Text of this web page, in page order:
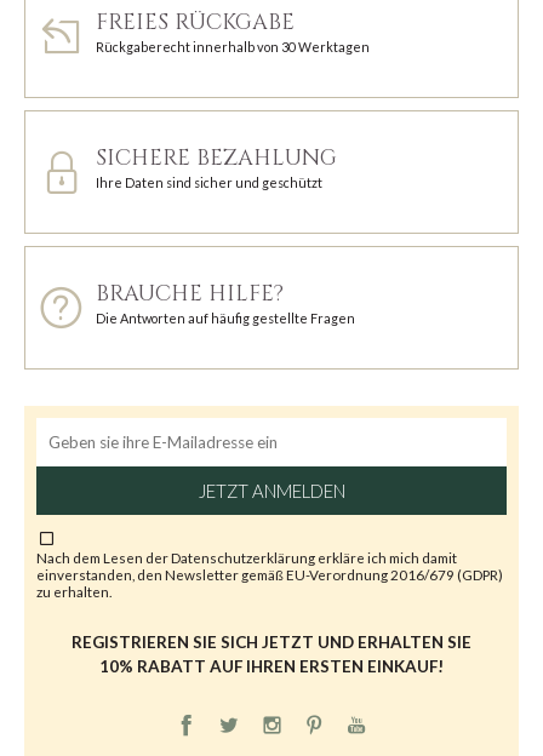
FREIES RÜCKGABE
Rückgaberecht innerhalb von 30 Werktagen
SICHERE BEZAHLUNG
Ihre Daten sind sicher und geschützt
BRAUCHE HILFE?
Die Antworten auf häufig gestellte Fragen
JETZT ANMELDEN
Nach dem Lesen derDatenschutzerklärung erkläre ich mich damit
einverstanden, den Newsletter gemäß EU-Verordnung 2016/679 (GDPR)
zu erhalten.
REGISTRIEREN SIE SICH JETZT UND ERHALTEN SIE
10% RABATT AUF IHREN ERSTEN EINKAUF!